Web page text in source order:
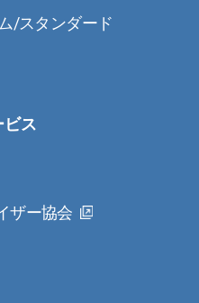
/スタンダード
ビス
ザー協会